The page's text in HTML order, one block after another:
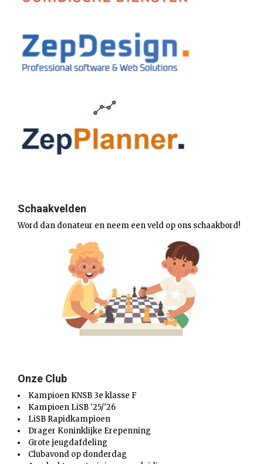
Schaakvelden
Word dan donateur en neem een veld op ons schaakbord!
Onze Club
Kampioen KNSB 3e klasse F
Kampioen LiSB '25/'26
LiSB Rapidkampioen
Drager Koninklijke Erepenning
Grote jeugdafdeling
Clubavond op donderdag